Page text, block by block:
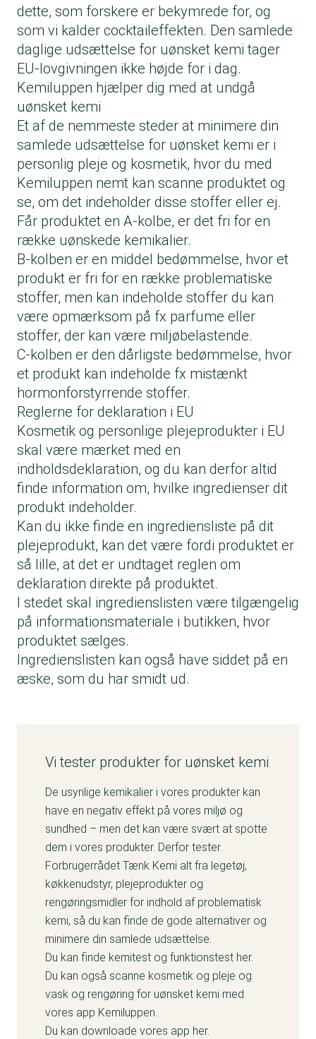
Polyperfluoromethylisopropyl ether
Acetyl trifluoromethylphenyl valylglycine
Tetradecyl aminobutyroylvalylaminobutyric
urea trifluoroacetate
Listen indeholder blandt andet stoffer, der:
Er klassificeret i EU som skadende for
miljøet
Ikke nedbrydes tilstrækkeligt i miljøet (for
eksempel fluorstoffer)
Ikke er tilladte i miljømærkede produkter
Indhold af stoffer, der kan være
miljøbelastende, udløser enten en B- eller C-
vurdering i Kemiluppen. Det afhænger af,
hvilket stof der er tale om.
Methyl salicylate
Butylparaben
4-Methylbenzylidene camphor (4-MBC).
Stoffet er forbudt fra maj 2026
Triphenyl phosphate
Diethyl Phthalate (DEP)
Octoxynol
Genistein
Triclosan
Benzophenone-2
Indhold af mistænkt hormonforstyrrende
stoffer udløser den dårligste
kemibedømmelse, C-kolben.
kemibedømmelse, C-kolben.
Tetramethyl acetyloctahydronaphthalenes
(nyt parfumetof)
Linalyl acetate (nyt parfumestof)
Amyl cinnamal
Vanillin (nyt parfumestof)
Farnesol
Cinnamyl alkohol
Hexamethylindanopyran (nyt parfumestof)
Pinene (nyt parfumestof)
Terpineol
Isoeugenol
Geranyl acetate (nyt parfumestof)
Cinnamal
Camphor (nyt parfumestof)
Dimethyl Phenethyl Acetate (nyt
parfumestof)
Beta-caryophyllene (nyt parfumestof)
Anethole (nyt parfumestof)
Carvone (nyt parfumestof)
Amyl salicylate (nyt parfumestof)
Benzyl cinnamate
Benzaldehyde (nyt parfumestof)
Anise alcohol
Terpinolene (nyt parfumestof)
Parfume og parfumestoffer udløser typisk
en middel kemibedømmelse, B-kolben.
56 nye parfumestoffer bliver snart
deklarationspligtige
I 2023 besluttede EU at udvide listen med
yderligere 56 allergener. Det betyder, at
producenter fremover skal deklarere disse
stoffer på ingredienslisten – men reglerne
træder ikke i kraft med det samme, så du vil
ikke nødvendigvis kunne finde dem på
produkter, du køber i dag. Her vil der blot stå
fx “parfum” på ingredienslisten.
allergener,skaldeklareres.
før 1. august 2026 uden deklaration af disse
allergener, må sælges frem til 31. juli 2028.
Det betyder i praksis, at du som forbruger –
og særligt som parfumeallergiker – endnu
ikke kan vide, om disse stoffer fremgår af
ingredienslisten, selvom de er til stede i
produktet. Vi ved derfor heller ikke endnu,
hvor hyppige de er i kosmetik og
plejeprodukter endnu.
Nogle af de nye deklarationspligtige
allergener er parfumestoffer, andre er
planteekstrakter.
Ud af de nye deklarationspligtige allergener
Rosa ekstrakter
Mentha piperita og andre Mentha ekstrakter
Cananga odorata
Pelargonium graveolens
Pogostemon cablin
Jasminum officinale
Evernia ekstrakter
Allergifremkaldende planteekstrakter
udløser typisk middel kemibedømmelse, B-
kolben.
dette, som forskere er bekymrede for, og
som vi kalder cocktaileffekten. Den samlede
daglige udsættelse for uønsket kemi tager
EU-lovgivningen ikke højde for i dag.
Kemiluppen hjælper dig med at undgå
uønsket kemi
Et af de nemmeste steder at minimere din
samlede udsættelse for uønsket kemi er i
personlig pleje og kosmetik, hvor du med
Kemiluppen nemt kan scanne produktet og
se, om det indeholder disse stoffer eller ej.
Får produktet en A-kolbe, er det fri for en
række uønskede kemikalier.
B-kolben er en middel bedømmelse, hvor et
produkt er fri for en række problematiske
stoffer, men kan indeholde stoffer du kan
være opmærksom på fx parfume eller
stoffer, der kan være miljøbelastende.
C-kolben er den dårligste bedømmelse, hvor
et produkt kan indeholde fx mistænkt
hormonforstyrrende stoffer.
Reglerne for deklaration i EU
Kosmetik og personlige plejeprodukter i EU
skal være mærket med en
indholdsdeklaration, og du kan derfor altid
finde information om, hvilke ingredienser dit
produkt indeholder.
Kan du ikke finde en ingrediensliste på dit
plejeprodukt, kan det være fordi produktet er
så lille, at det er undtaget reglen om
deklaration direkte på produktet.
I stedet skal ingredienslisten være tilgængelig
på informationsmateriale i butikken, hvor
produktet sælges.
Ingredienslisten kan også have siddet på en
æske, som du har smidt ud.
Vi tester produkter for uønsket kemi
De usynlige kemikalier i vores produkter kan
have en negativ effekt på vores miljø og
sundhed – men det kan være svært at spotte
dem i vores produkter. Derfor tester
Forbrugerrådet Tænk Kemi alt fra legetøj,
køkkenudstyr, plejeprodukter og
rengøringsmidler for indhold af problematisk
kemi, så du kan finde de gode alternativer og
minimere din samlede udsættelse.
Du kan finde kemitest og funktionstest her.
Du kan også scanne kosmetik og pleje og
vask og rengøring for uønsket kemi med
vores app Kemiluppen.
Du kan downloade vores app her.